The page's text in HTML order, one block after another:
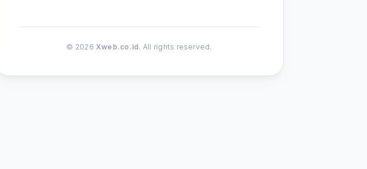
© 2026 Xweb.co.id. All rights reserved.